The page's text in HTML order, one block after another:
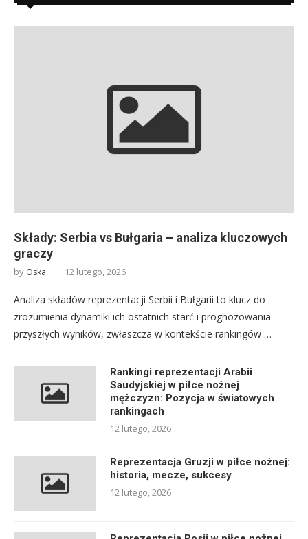
Składy: Serbia vs Bułgaria – analiza kluczowych
graczy
by Oska 12 lutego, 2026
Analiza składów reprezentacji Serbii i Bułgarii to klucz do
zrozumienia dynamiki ich ostatnich starć i prognozowania
przyszłych wyników, zwłaszcza w kontekście rankingów …
Rankingi reprezentacji Arabii
Saudyjskiej w piłce nożnej
mężczyzn: Pozycja w światowych
rankingach
12 lutego, 2026
Reprezentacja Gruzji w piłce nożnej:
historia, mecze, sukcesy
12 lutego, 2026